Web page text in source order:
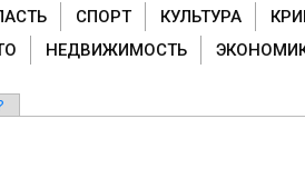
СПОРТ КУЛЬТУРА
НЕДВИЖИМОСТЬ